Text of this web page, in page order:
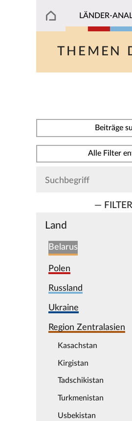
LÄNDER-
THEMEN
Beiträge
Alle Filter
—
Land
Belarus
Polen
Russland
Ukraine
Region Zentralasien
Kasachstan
Kirgistan
Tadschikistan
Turkmenistan
Usbekistan